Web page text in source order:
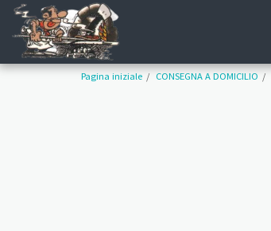
Pagina iniziale CONSEGNA A DOMICILIO